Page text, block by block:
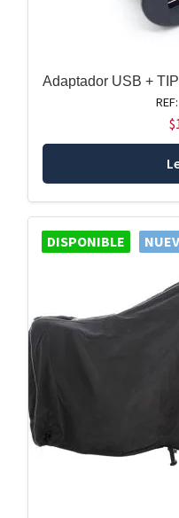
Adaptador USB +
$
DISPONIBLE